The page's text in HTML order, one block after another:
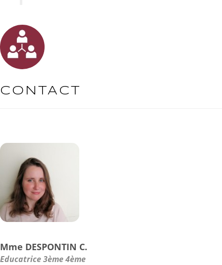
CONTACT
Mme DESPONTIN C.
Educatrice 3ème 4ème